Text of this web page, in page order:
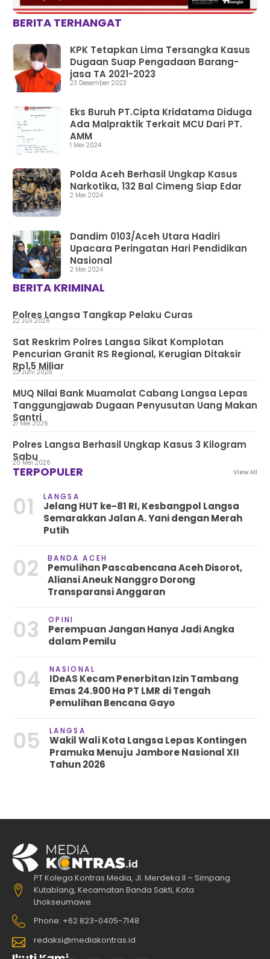
BERITA TERHANGAT
KPK Tetapkan Lima Tersangka Kasus
Dugaan Suap Pengadaan Barang-
jasa TA 2021-2023
23 Desember 2023
Eks Buruh PT.Cipta Kridatama Diduga
Ada Malpraktik Terkait MCU Dari PT.
AMM
1 Mei 2024
Polda Aceh Berhasil Ungkap Kasus
Narkotika, 132 Bal Cimeng Siap Edar
2 Mei 2024
Dandim 0103/Aceh Utara Hadiri
Upacara Peringatan Hari Pendidikan
Nasional
2 Mei 2024
BERITA KRIMINAL
Polres Langsa Tangkap Pelaku Curas
22 Juli 2026
Sat Reskrim Polres Langsa Sikat Komplotan
Pencurian Granit RS Regional, Kerugian Ditaksir
Rp1,5 Miliar
22 Juni 2026
MUQ Nilai Bank Muamalat Cabang Langsa Lepas
Tanggungjawab Dugaan Penyusutan Uang Makan
Santri
21 Mei 2026
Polres Langsa Berhasil Ungkap Kasus 3 Kilogram
Sabu20 Mei 2026
TERPOPULER View All
01 LANGSA
Jelang HUT ke-81 RI, Kesbangpol Langsa
Semarakkan Jalan A. Yani dengan Merah
Putih
02 BANDA ACEH
Pemulihan Pascabencana Aceh Disorot,
Aliansi Aneuk Nanggro Dorong
Transparansi Anggaran
03 OPINI
Perempuan Jangan Hanya Jadi Angka
dalam Pemilu
04 NASIONAL
IDeAS Kecam Penerbitan Izin Tambang
Emas 24.900 Ha PT LMR di Tengah
Pemulihan Bencana Gayo
05 LANGSA
Wakil Wali Kota Langsa Lepas Kontingen
Pramuka Menuju Jambore Nasional XII
Tahun 2026
PT Kolega Kontras Media, Jl. Merdeka II – Simpang
Kutablang, Kecamatan Banda Sakti, Kota
Lhokseumawe.
Phone: +62 823-0405-7148
redaksi@mediakontras.id